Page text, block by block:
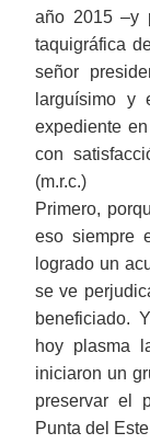
año 2015 ‒y
taquigráfica
señor p
larguísimo y
expediente
con
(m.r.c.)
Primero,
eso siempre
logrado un
se ve
beneficiado.
hoy plasma
iniciaron un
preservar el
Punta del